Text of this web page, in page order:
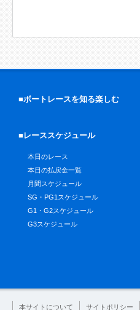
■ボートレースを知る楽しむ
■レーススケジュール
本日のレース
本日の払戻金一覧
月間スケジュール
SG・PG1スケジュール
G1・G2スケジュール
G3スケジュール
本サイトについて サイトポリシー